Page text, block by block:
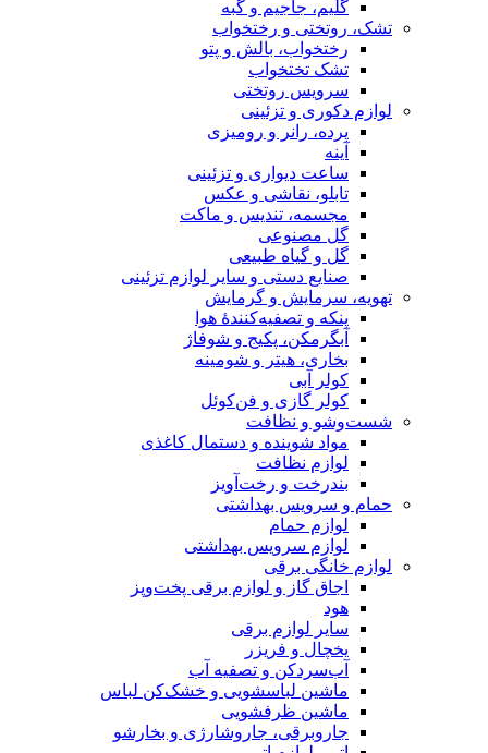
گلیم، جاجیم و گبه
تشک، روتختی و رختخواب
رختخواب، بالش و پتو
تشک تختخواب
سرویس روتختی
لوازم دکوری و تزئینی
پرده، رانر و رومیزی
آینه
ساعت دیواری و تزئینی
تابلو، نقاشی و عکس
مجسمه، تندیس و ماکت
گل مصنوعی
گل و گیاه طبیعی
صنایع دستی و سایر لوازم تزئینی
تهویه، سرمایش و گرمایش
پنکه و تصفیه‌کنندهٔ هوا
آبگرمکن، پکیج و شوفاژ
بخاری، هیتر و شومینه
کولر آبی
کولر گازی و فن‌کوئل
شست‌وشو و نظافت
مواد شوینده و دستمال کاغذی
لوازم نظافت
بندرخت و رخت‌آویز
حمام و سرویس بهداشتی
لوازم حمام
لوازم سرویس بهداشتی
لوازم خانگی برقی
اجاق گاز و لوازم برقی پخت‌وپز
هود
سایر لوازم برقی
یخچال و فریزر
آب‌سردکن و تصفیه آب
ماشین لباسشویی و خشک‌کن لباس
ماشین ظرفشویی
جاروبرقی، جاروشارژی و بخارشو